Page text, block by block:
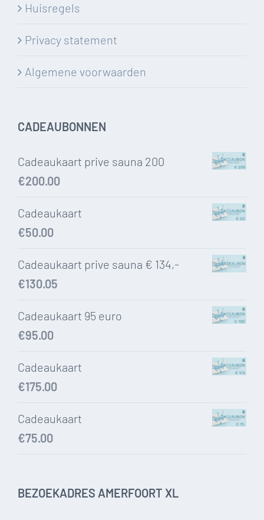
Huisregels
Privacy statement
Algemene voorwaarden
CADEAUBONNEN
Cadeaukaart prive sauna 200
€200.00
Cadeaukaart
€50.00
Cadeaukaart prive sauna € 134,-
€130.05
Cadeaukaart 95 euro
€95.00
Cadeaukaart
€175.00
Cadeaukaart
€75.00
BEZOEKADRES AMERFOORT XL